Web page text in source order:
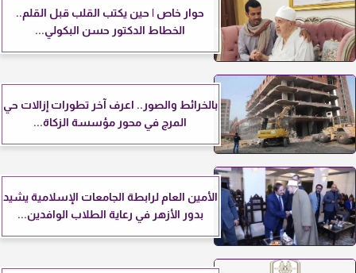
حوار خاص | حين يكتب القلب قبل القلم..
الخطاط الدكتور حسن البكولي...
بالخرائط والصور.. اعرف آخر تطورات إزالات حي
المرج في محور مؤسسة الزكاة...
الأمين العام لرابطة الجامعات الإسلامية يشيد
بدور الأزهر في رعاية الطلاب الوافدين...